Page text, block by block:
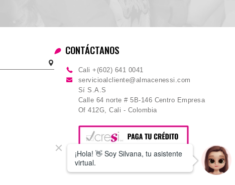
CONTÁCTANOS
Cali +(602) 641 0041
servicioalcliente@almacenessi.com
Sí S.A.S
Calle 64 norte # 5B-146 Centro Empresa
Of 412G, Cali - Colombia